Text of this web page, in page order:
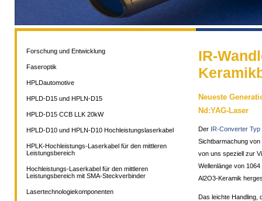
IR-
Neueste
Nd:YAG-Laser
Der IR-Converter Typ
Sichtbarmachung
von uns speziell zur
Wellenlänge von
Al2O3-Keramik
Das leichte Handling,
Forschung und Entwicklung
Faseroptik
HPLDautomotive
HPLD-D15 und HPLN-D15
HPLD-D15 CCB LLK 20kW
HPLD-D10 und HPLN-D10 Hochleistungslaserkabel
HPLK-Hochleistungs-Laserkabel für den mittleren
Leistungsbereich
Hochleistungs-Laserkabel für den mittleren
Leistungsbereich mit SMA-Steckverbinder
Lasertechnologiekomponenten